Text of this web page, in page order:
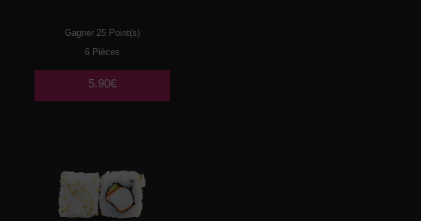
Gagner 25 Point(s)
6 Pièces
5.90€